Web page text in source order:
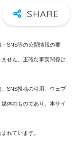
SNS等の公開情報の要
せん。正確な事実関係は
SNS投稿の引用、ウェブ
体のものであり、本サイ
れています。